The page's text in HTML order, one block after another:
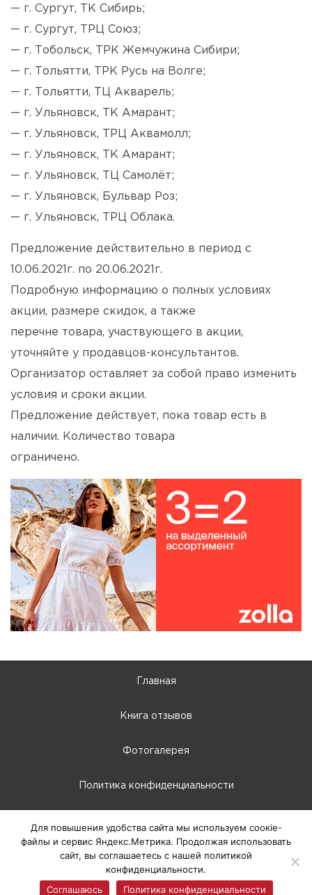
— г. Сургут, ТК Сибирь;
— г. Сургут, ТРЦ Союз;
— г. Тобольск, ТРК Жемчужина Сибири;
— г. Тольятти, ТРК Русь на Волге;
— г. Тольятти, ТЦ Акварель;
— г. Ульяновск, ТК Амарант;
— г. Ульяновск, ТРЦ Аквамолл;
— г. Ульяновск, ТК Амарант;
— г. Ульяновск, ТЦ Самолёт;
— г. Ульяновск, Бульвар Роз;
— г. Ульяновск, ТРЦ Облака.
Предложение действительно в период с
10.06.2021г. по 20.06.2021г.
Подробную информацию о полных условиях
акции, размере скидок, а также
перечне товара, участвующего в акции,
уточняйте у продавцов-консультантов.
Организатор оставляет за собой право изменить
условия и сроки акции.
Предложение действует, пока товар есть в
наличии. Количество товара
ограничено.
Главная
Книга отзывов
Фотогалерея
Политика конфиденциальности
г. Абакан, Крылова, 66-Б
© 2025 ТЦ Европа, г. Абакан
Для повышения удобства сайта мы используем соокіе-
файлы и сервис Яндекс.Метрика. Продолжая использовать
сайт, вы соглашаетесь с нашей политикой
конфиденциальности.
Соглашаюсь
Политика конфиденциальности